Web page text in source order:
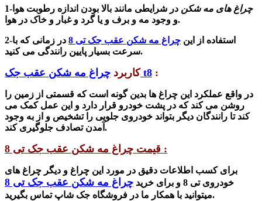
1- چراغ های مه شکن در شرایطی مانند بالا بودن اندازه رطوبت هوا
و وجود مه و برف و یا گرد و غبار و خاک در هوا.
2-استفاده از این چراغ مه شکن عقب جک تی 8
در زمانی که با
سرعت بسیار پایین رانندگی می کنید.
کاربردچراغ مه شکن عقب جک t8 :
در واقع عملکرد این چراغ ها بدین گونه است که قسمتی از زمین را
روشن می کند که در پشت خودرو قرار دارد و این عمل کمک می
کند تا رانندگان دیگر بتواند خودروی جلویی را تشخیص و از به وجود
آمدن تصادف جلوگیری کند.
قیمت چراغ مه شکن عقب جک تی 8 :
برای کسب اطلاعات دقیق در مورد این چراغ و دیگر چراغ های
خودروی تی 8 و برای خرید
چراغ مه شکن عقب جک تی 8
میتوانید با همکار ما در فروشگاه جک شاپ تماس بگیرید.